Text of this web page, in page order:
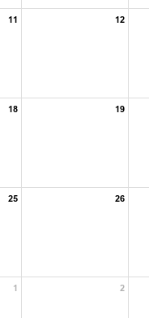
11 12
18 19
25 26
1 2